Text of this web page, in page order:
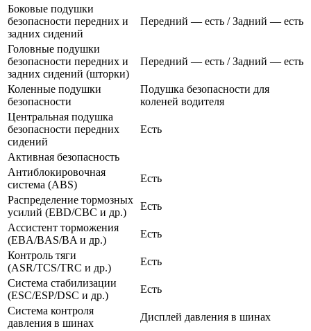
Боковые подушки
безопасности передних и
задних сидений
Передний — есть / Задний — есть
Головные подушки
безопасности передних и
задних сидений (шторки)
Передний — есть / Задний — есть
Коленные подушки
безопасности
Подушка безопасности для
коленей водителя
Центральная подушка
безопасности передних
сидений
Есть
Активная безопасность
Антиблокировочная
система (ABS)
Есть
Распределение тормозных
усилий (EBD/CBC и др.)
Есть
Ассистент торможения
(EBA/BAS/BA и др.)
Есть
Контроль тяги
(ASR/TCS/TRC и др.)
Есть
Система стабилизации
(ESC/ESP/DSC и др.)
Есть
Система контроля
давления в шинах
Дисплей давления в шинах